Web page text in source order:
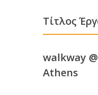
Τίτλος
walkway
Athens